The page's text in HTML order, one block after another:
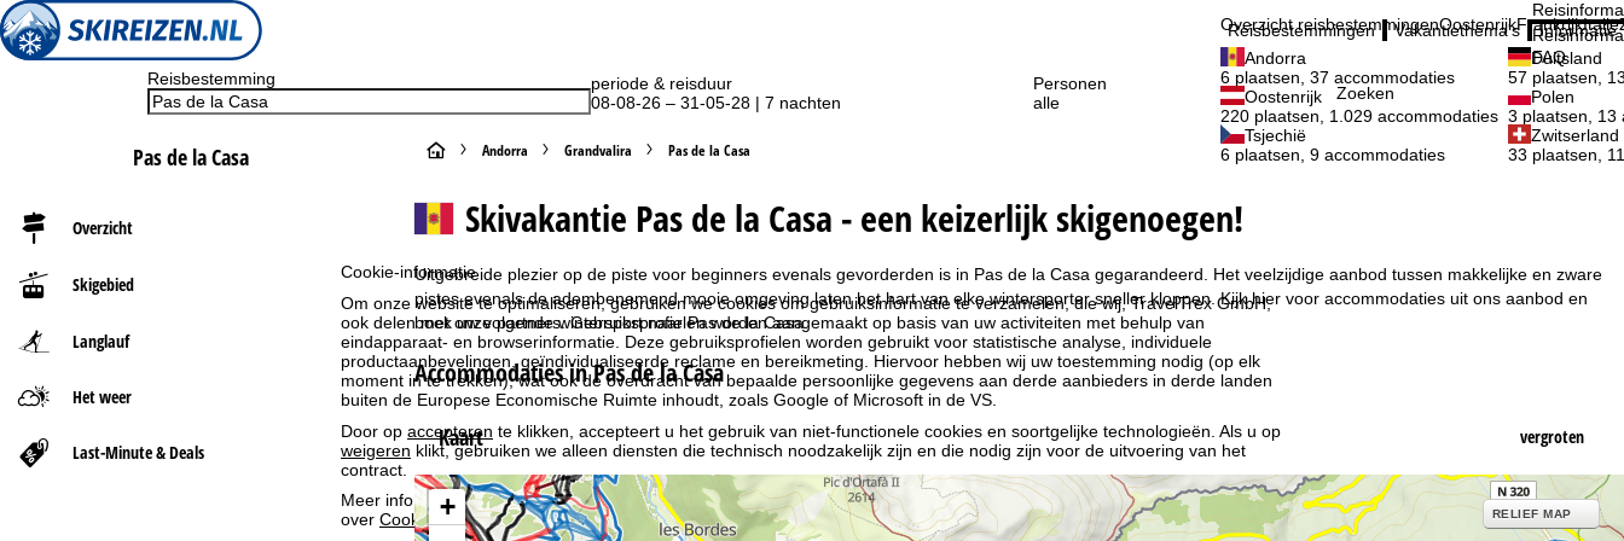
Cookie-informatie
Om onze website te optimaliseren, gebruiken we cookies om gebruiksinformatie te verzamelen, die wij, TravelTrex GmbH,
ook delen met onze partners. Gebruiksprofielen worden aangemaakt op basis van uw activiteiten met behulp van
eindapparaat- en browserinformatie. Deze gebruiksprofielen worden gebruikt voor statistische analyse, individuele
productaanbevelingen, geïndividualiseerde reclame en bereikmeting. Hiervoor hebben wij uw toestemming nodig (op elk
moment in te trekken), wat ook de overdracht van bepaalde persoonlijke gegevens aan derde aanbieders in derde landen
buiten de Europese Economische Ruimte inhoudt, zoals Google of Microsoft in de VS.
Door op accepteren te klikken, accepteert u het gebruik van niet-functionele cookies en soortgelijke technologieën. Als u op
weigeren klikt, gebruiken we alleen diensten die technisch noodzakelijk zijn en die nodig zijn voor de uitvoering van het
contract.
Meer informatie over het gebruik van cookies en de mogelijkheid om uw instellingen te wijzigen, vindt u in de informatie
over Cookie-Policy.
Reisbestemmingen
Overzicht reisbestemmingenOostenrijkFrankrijkItalië
Andorra
6 plaatsen, 37 accommodaties
Duitsland
57 plaatsen,
Oostenrijk
220 plaatsen, 1.029 accommodaties
Polen
3 plaatsen, 13
Tsjechië
6 plaatsen, 9 accommodaties
Zwitserland
33 plaatsen,
Vakantiethema's Informatie
FAQ
Reisbestemming
periode & reisduur
08-08-26 – 31-05-28 | 7 nachten
Personen
alle
Zoeken
Pas de la Casa
Overzicht
Skigebied
Langlauf
Het weer
Last-Minute & Deals
S
t
r
t
p
a
g
Andorra Grandvalira Pas de la Casa
Skivakantie Pas de la Casa - een keizerlijk skigenoegen!
Uitgebreide plezier op de piste voor beginners evenals gevorderden is in Pas de la Casa gegarandeerd. Het veelzijdige aanbod tussen makkelijke en zware
pistes evenals de adembenemend mooie omgeving laten het hart van elke wintersporter sneller kloppen. Kijk hier voor accommodaties uit ons aanbod en
boek uw volgende wintersport naar Pas de la Casa.
Accommodaties in Pas de la Casa
Kaart vergroten
+ RELIEF MAP